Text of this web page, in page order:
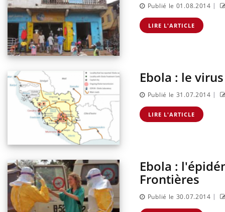
Publié le 01.08.2014 |
LIRE L'ARTICLE
Ebola : le
Publié le 31.07.2014 |
LIRE L'ARTICLE
Ebola :
Frontières
Publié le 30.07.2014 |